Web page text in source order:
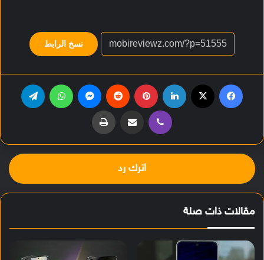
نسخ الرابط
ڤايبر مشاركة عبر البريد طباعة
اترك رد
مقالات ذات صلة